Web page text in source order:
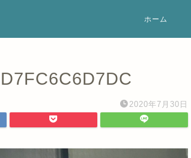
ホーム
2020年7月30日